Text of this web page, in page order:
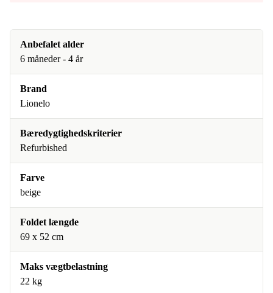
Anbefalet alder
6 måneder - 4 år
Brand
Lionelo
Bæredygtighedskriterier
Refurbished
Farve
beige
Foldet længde
69 x 52 cm
Maks vægtbelastning
22 kg